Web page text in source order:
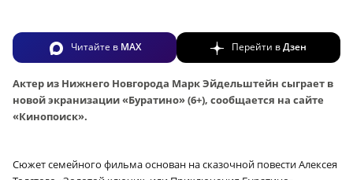
Читайте в MAX Перейти вДзен
Актер из Нижнего Новгорода Марк Эйдельштейн сыграет в
новой экранизации «Буратино» (6+), сообщается на сайте
«Кинопоиск».
Сюжет семейного фильма основан на сказочной повести Алексея